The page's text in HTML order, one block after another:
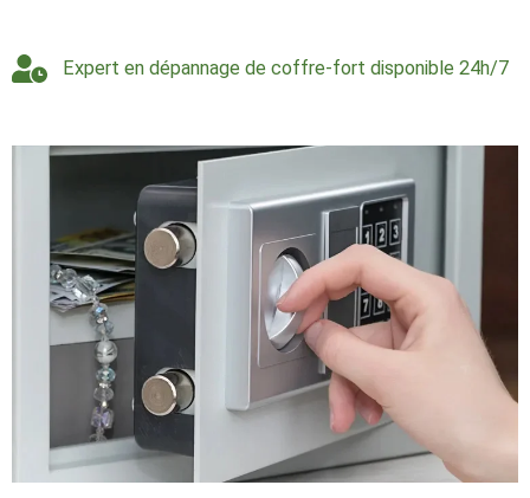
Expert en dépannage de coffre-fort disponible 24h/7